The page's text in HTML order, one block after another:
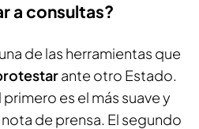
a consultas?
de las herramientas que
ante otro Estado.
es el más suave y
de prensa. El segundo